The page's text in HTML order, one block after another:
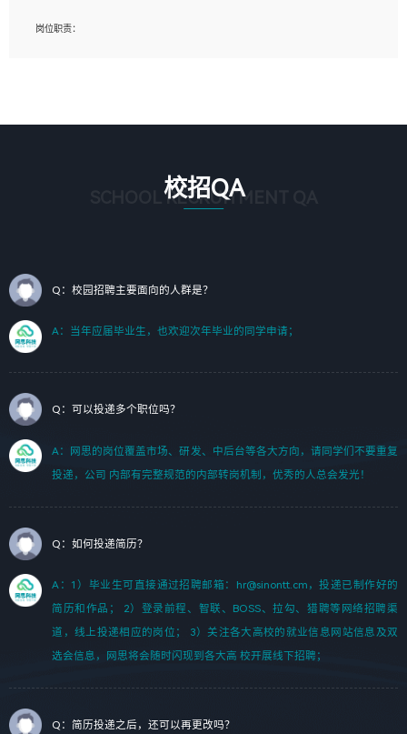
1、艺术设计类相关专业；（其中需求分析顾问不限专业）
岗位职责：
2. 熟悉 前端常用框架, 能独立完成设计给予的 UI 效果;
3. 有良好的代码习惯, 低级错误出现频率低;
7. 了解或熟悉 WebGL 及相关框架优先。
（岗位人员专职于行业应用解决方案、项目申报方案、投标方案的策划编写）
校招QA
SCHOOL RECRUITMENT QA
Q：校园招聘主要面向的人群是？
A：当年应届毕业生，也欢迎次年毕业的同学申请；
Q：可以投递多个职位吗？
A：网思的岗位覆盖市场、研发、中后台等各大方向，请同学们不要重复
投递，公司 内部有完整规范的内部转岗机制，优秀的人总会发光！
Q：如何投递简历？
A：1）毕业生可直接通过招聘邮箱：hr@sinontt.cm，投递已制作好的
简历和作品； 2）登录前程、智联、BOSS、拉勾、猎聘等网络招聘渠
道，线上投递相应的岗位； 3）关注各大高校的就业信息网站信息及双
选会信息，网思将会随时闪现到各大高 校开展线下招聘；
Q：简历投递之后，还可以再更改吗？